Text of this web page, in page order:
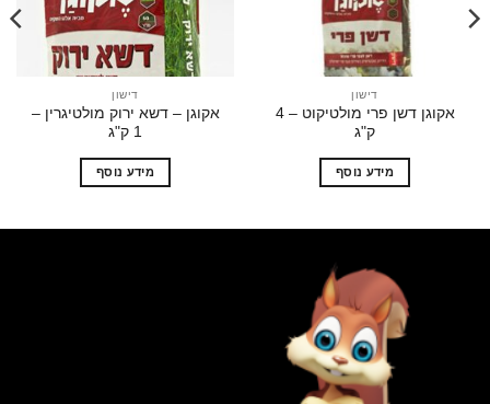
אקוגן דשן פרי מולטיקוט – 4
מידע נוסף
אקוגן – דשא ירוק מולטיגרין –
מידע נוסף